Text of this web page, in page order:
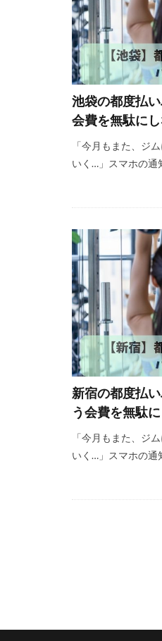
池袋の都度払
会費を無駄に
「今月もまた、ジ
いく…」スマホの通
新宿の都度払
う会費を無駄
「今月もまた、ジ
いく…」スマホの通